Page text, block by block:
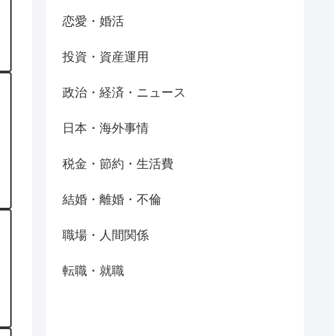
恋愛・婚活
投資・資産運用
政治・経済・ニュース
日本・海外事情
税金・節約・生活費
結婚・離婚・不倫
職場・人間関係
転職・就職